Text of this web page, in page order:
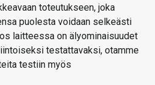
toteutukseen, joka
puolesta voidaan selkeästi
laitteessa on älyominaisuudet
testattavaksi, otamme
testiin myös